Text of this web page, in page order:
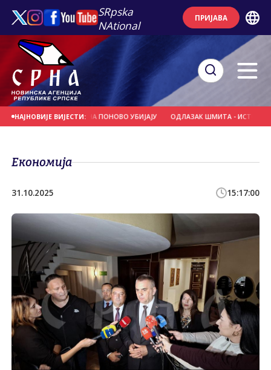
SRpska
NAtional
ПРИЈАВА
НАЈНОВИЈЕ ВИЈЕСТИ:
МАЛОГ СЛОБОДАНА ПОНОВО УБИЈАЈУ ОДЛАЗАК ШМИТА - ИСТОРИЈСКА
Економија
31.10.2025 15:17:00